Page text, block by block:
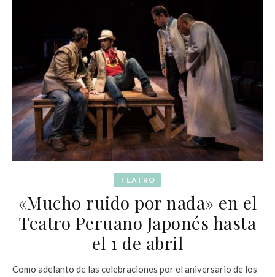
TEATRO
«Mucho ruido por nada» en el
Teatro Peruano Japonés hasta
el 1 de abril
Como adelanto de las celebraciones por el aniversario de los